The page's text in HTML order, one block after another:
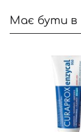
Має бути в